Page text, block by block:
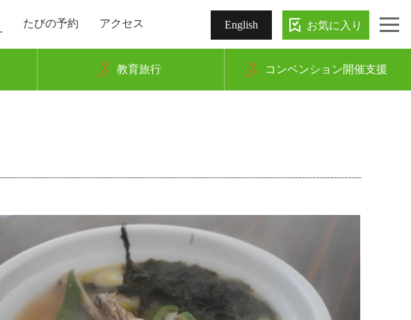
たびの予約 アクセス English お気に入り
教育旅行 コンベンション開催支援